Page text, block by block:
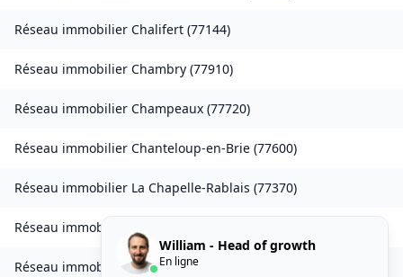
Réseau immobilier Chalifert (77144)
Réseau immobilier Chambry (77910)
Réseau immobilier Champeaux (77720)
Réseau immobilier Chanteloup-en-Brie (77600)
Réseau immobilier La Chapelle-Rablais (77370)
Réseau immobilier
Réseau immobilierCharmentray
William - Head of growth
En ligne